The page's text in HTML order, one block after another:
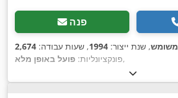
פנה
משומש, שנת ייצור: 1994, שעות עבודה:
פונקציונליות: פועל באופן מלא ,